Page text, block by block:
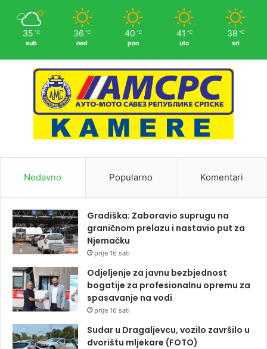
35 ℃
sub
36 ℃
ned
40 ℃
pon
41 ℃
uto
38 ℃
sri
Nedavno Popularno Komentari
Gradiška: Zaboravio suprugu na
graničnom prelazu i nastavio put za
Njemačku
prije 16 sati
Odjeljenje za javnu bezbjednost
bogatije za profesionalnu opremu za
spasavanje na vodi
prije 16 sati
Sudar u Dragaljevcu, vozilo završilo u
dvorištu mljekare (FOTO)